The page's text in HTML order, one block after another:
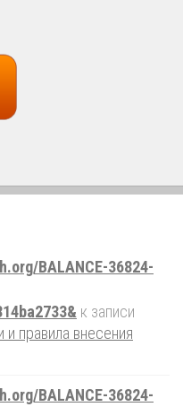
BALANCE-36824-
к записи
правила внесения
BALANCE-36824-